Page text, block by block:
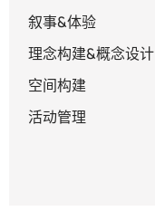
叙事&体验
理念构建&概念设计
空间构建
活动管理